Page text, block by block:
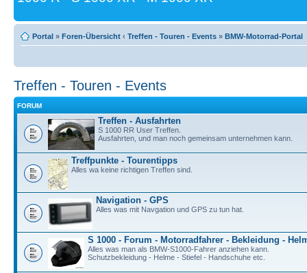
Portal » Foren-Übersicht ‹ Treffen - Touren - Events » BMW-Motorrad-Portal
Treffen - Touren - Events
FORUM
Treffen - Ausfahrten
S 1000 RR User Treffen.
Ausfahrten, und man noch gemeinsam unternehmen kann.
Treffpunkte - Tourentipps
Alles wa keine richtigen Treffen sind.
Navigation - GPS
Alles was mit Navgation und GPS zu tun hat.
S 1000 - Forum - Motorradfahrer - Bekleidung -
Alles was man als BMW-S1000-Fahrer anziehen kann.
Schutzbekleidung - Helme - Stiefel - Handschuhe etc.